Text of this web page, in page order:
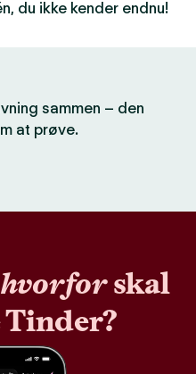
du ikke kender endnu!
sammen – den
at prøve.
skal
Tinder?